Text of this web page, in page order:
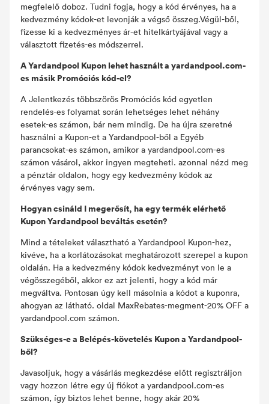
megfelelő doboz. Tudni fogja, hogy a kód érvényes, ha a
kedvezmény kódok-et levonják a végső összeg.Végül-ből,
fizesse ki a kedvezményes ár-et hitelkártyájával vagy a
választott fizetés-es módszerrel.
A Yardandpool Kupon lehet használt a yardandpool.com-
es másik Promóciós kód-el?
A Jelentkezés többszörös Promóciós kód egyetlen
rendelés-es folyamat során lehetséges lehet néhány
esetek-es számon, bár nem mindig. De ha újra szeretné
használni a Kupon-et a Yardandpool-ből a Egyéb
parancsokat-es számon, amikor a yardandpool.com-es
számon vásárol, akkor ingyen megteheti. azonnal nézd meg
a pénztár oldalon, hogy egy kedvezmény kódok az
érvényes vagy sem.
Hogyan csináld I megerősít, ha egy termék elérhető
Kupon Yardandpool beváltás esetén?
Mind a tételeket választható a Yardandpool Kupon-hez,
kivéve, ha a korlátozásokat meghatározott szerepel a kupon
oldalán. Ha a kedvezmény kódok kedvezményt von le a
végösszegéből, akkor ez azt jelenti, hogy a kód már
megváltva. Pontosan úgy kell másolnia a kódot a kuponra,
ahogyan az látható. oldal MaxRebates-megment-20% OFF a
yardandpool.com számon.
Szükséges-e a Belépés-követelés Kupon a Yardandpool-
ből?
Javasoljuk, hogy a vásárlás megkezdése előtt regisztráljon
vagy hozzon létre egy új fiókot a yardandpool.com-es
számon, így biztos lehet benne, hogy akár 20%